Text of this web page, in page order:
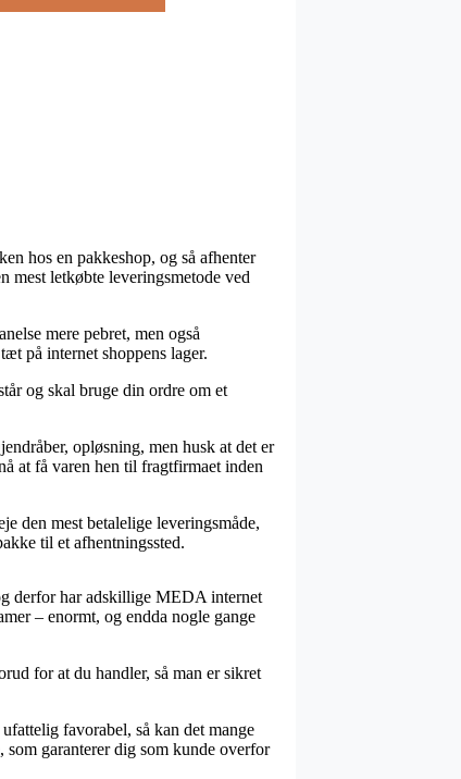
hos en pakkeshop, og så afhenter
mest letkøbte leveringsmetode ved
mere pebret, men også
på internet shoppens lager.
og skal bruge din ordre om et
opløsning, men husk at det er
at få varen hen til fragtfirmaet inden
den mest betalelige leveringsmåde,
til et afhentningssted.
derfor har adskillige MEDA internet
– enormt, og endda nogle gange
for at du handler, så man er sikret
favorabel, så kan det mange
garanterer dig som kunde overfor